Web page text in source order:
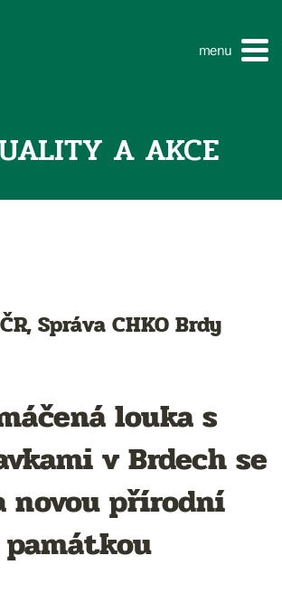
menu
A AKCE
Správa CHKO Brdy
louka s
v Brdech se
novou přírodní
památkou